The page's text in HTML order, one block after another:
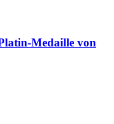
Medaille von